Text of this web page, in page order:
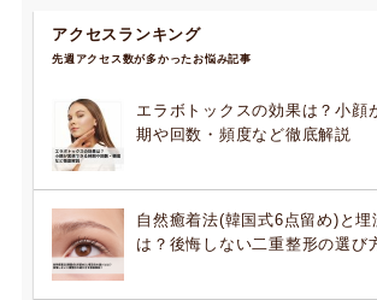
アクセスランキング
先週アクセス数が多かったお悩み記事
エラボトックスの効果は？小顔
期や回数・頻度など徹底解説
自然癒着法(韓国式6点留め)と埋
は？後悔しない二重整形の選び